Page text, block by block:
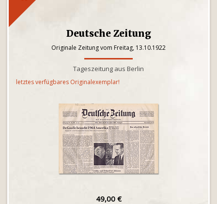
Deutsche Zeitung
Originale Zeitung vom Freitag, 13.10.1922
Tageszeitung aus Berlin
letztes verfügbares Originalexemplar!
49,00 €